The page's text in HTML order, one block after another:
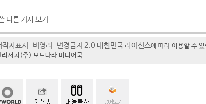
다른 기사 보기
작자표시-비영리-변경금지 2.0 대한민국 라이선스에 따라 이용할 수
서치(주) 보드나라 미디어국